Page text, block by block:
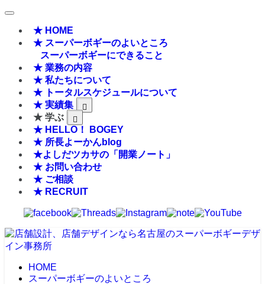
★ HOME
★ スーパーボギーのよいところ
スーパーボギーにできること
★ 業務の内容
★ 私たちについて
★ トータルスケジュールについて
★ 実績集
★ 学ぶ
★ HELLO！ BOGEY
★ 所長よーかんblog
★よしだツカサの「開業ノート」
★ お問い合わせ
★ ご相談
★ RECRUIT
HOME
スーパーボギーのよいところ